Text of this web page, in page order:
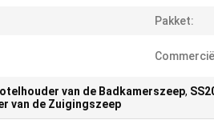
Pakket:
van de Badkamerszeep,
van de Zuigingszeep